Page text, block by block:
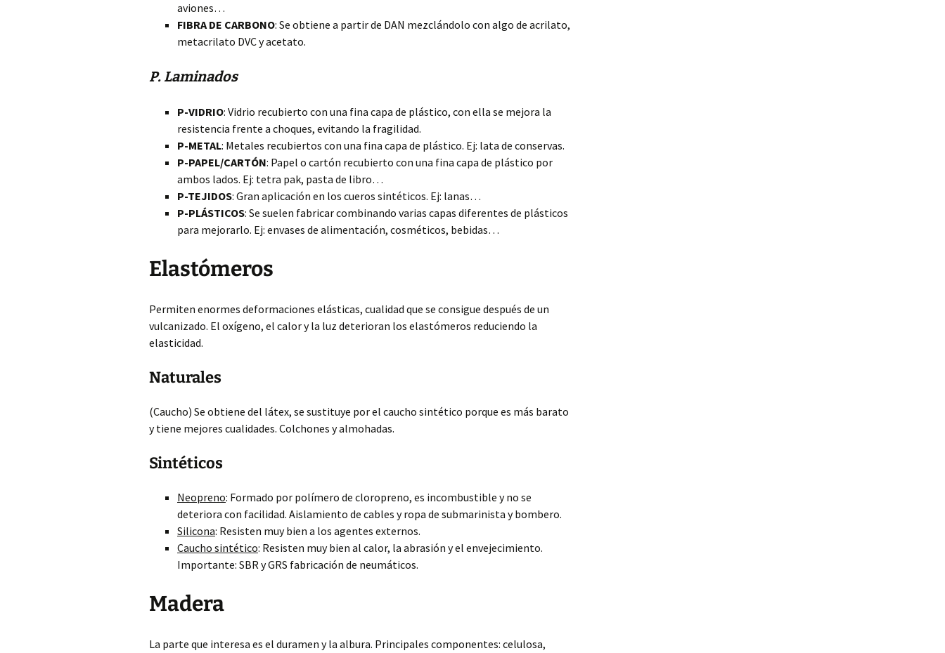
aviones…
FIBRA DE CARBONO: Se obtiene a partir de DAN mezclándolo con algo de acrilato,
metacrilato DVC y acetato.
P. Laminados
P-VIDRIO: Vidrio recubierto con una fina capa de plástico, con ella se mejora la
resistencia frente a choques, evitando la fragilidad.
P-METAL: Metales recubiertos con una fina capa de plástico. Ej: lata de conservas.
P-PAPEL/CARTÓN: Papel o cartón recubierto con una fina capa de plástico por
ambos lados. Ej: tetra pak, pasta de libro…
P-TEJIDOS: Gran aplicación en los cueros sintéticos. Ej: lanas…
P-PLÁSTICOS: Se suelen fabricar combinando varias capas diferentes de plásticos
para mejorarlo. Ej: envases de alimentación, cosméticos, bebidas…
Elastómeros
Permiten enormes deformaciones elásticas, cualidad que se consigue después de un
vulcanizado. El oxígeno, el calor y la luz deterioran los elastómeros reduciendo la
elasticidad.
Naturales
(Caucho) Se obtiene del látex, se sustituye por el caucho sintético porque es más barato
y tiene mejores cualidades. Colchones y almohadas.
Sintéticos
Neopreno: Formado por polímero de cloropreno, es incombustible y no se
deteriora con facilidad. Aislamiento de cables y ropa de submarinista y bombero.
Silicona: Resisten muy bien a los agentes externos.
Caucho sintético: Resisten muy bien al calor, la abrasión y el envejecimiento.
Importante: SBR y GRS fabricación de neumáticos.
Madera
La parte que interesa es el duramen y la albura. Principales componentes: celulosa,